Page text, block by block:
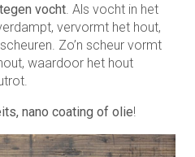
vocht . Als vocht in het
vervormt het hout,
Zo’n scheur vormt
waardoor het hout
nano coating of olie!